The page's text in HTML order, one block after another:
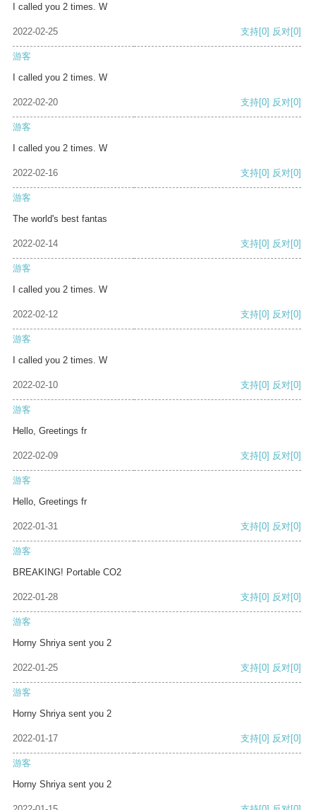
I called you 2 times. W
2022-02-25 支持[0] 反对[0]
游客
I called you 2 times. W
2022-02-20 支持[0] 反对[0]
游客
I called you 2 times. W
2022-02-16 支持[0] 反对[0]
游客
The world's best fantas
2022-02-14 支持[0] 反对[0]
游客
I called you 2 times. W
2022-02-12 支持[0] 反对[0]
游客
I called you 2 times. W
2022-02-10 支持[0] 反对[0]
游客
Hello, Greetings fr
2022-02-09 支持[0] 反对[0]
游客
Hello, Greetings fr
2022-01-31 支持[0] 反对[0]
游客
BREAKING! Portable CO2
2022-01-28 支持[0] 反对[0]
游客
Horny Shriya sent you 2
2022-01-25 支持[0] 反对[0]
游客
Horny Shriya sent you 2
2022-01-17 支持[0] 反对[0]
游客
Horny Shriya sent you 2